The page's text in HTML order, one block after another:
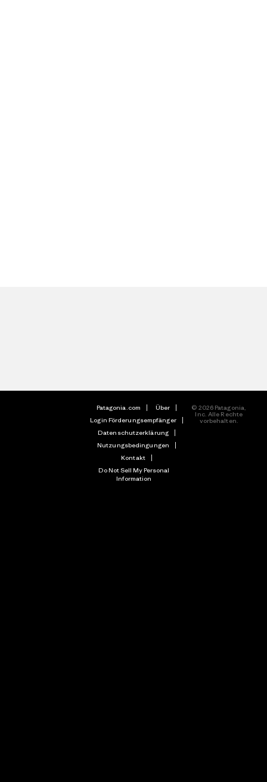
Patagonia.com
Über
Login Förderungsempfänger
Datenschutzerklärung
Nutzungsbedingungen
Kontakt
Do Not Sell My Personal
Information
© 2026 Patagonia,
Inc. Alle Rechte
vorbehalten.